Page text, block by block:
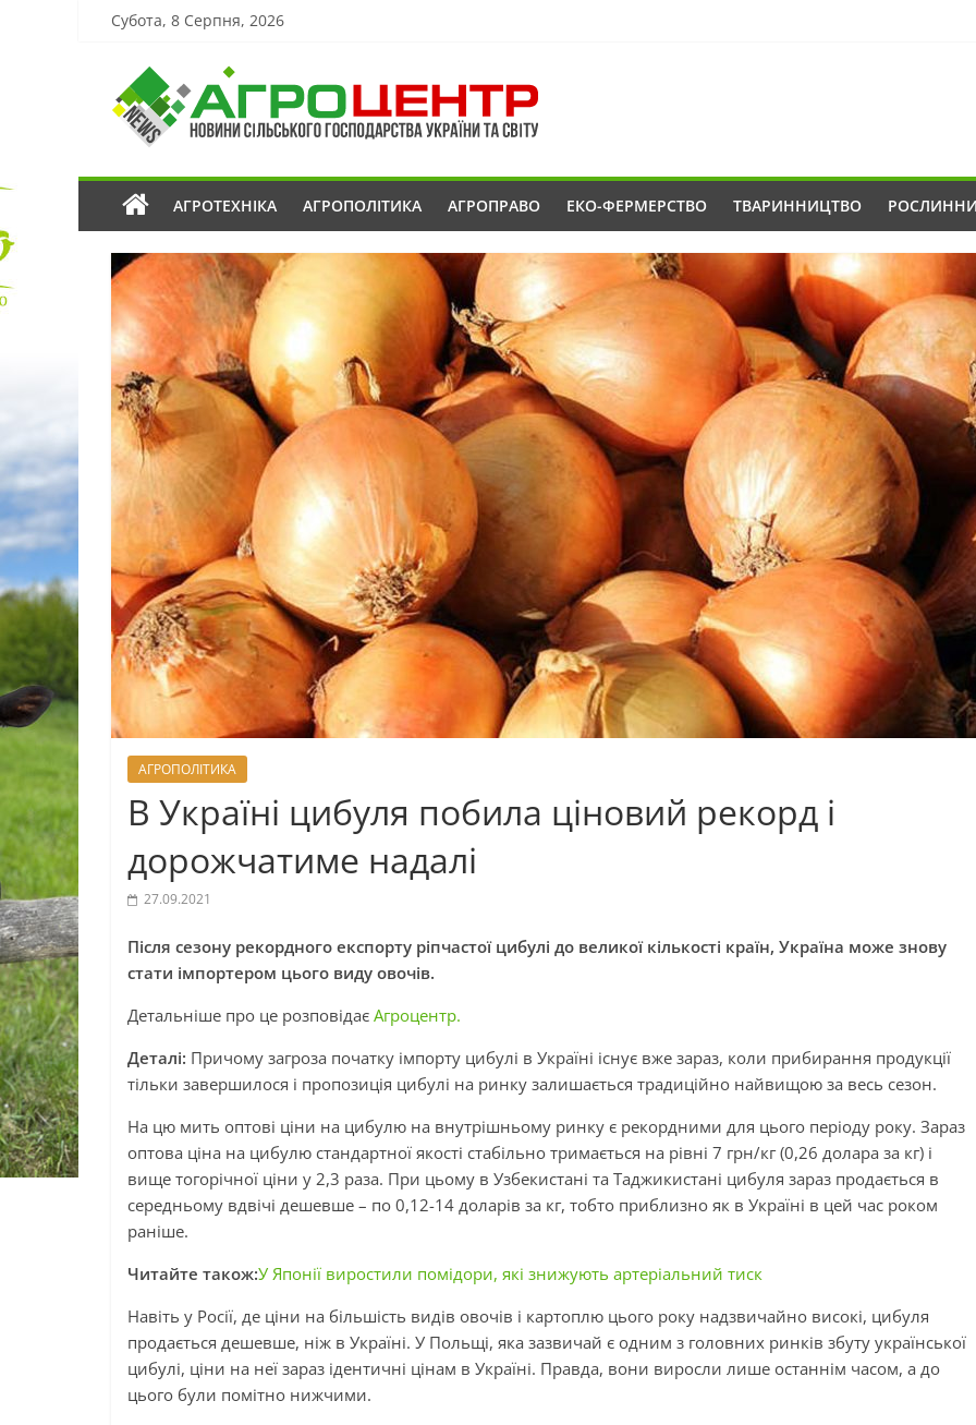
Субота, 8 Серпня, 2026
АГРОТЕХНІКА АГРОПОЛІТИКА АГРОПРАВО ЕКО-ФЕРМЕРСТВО ТВАРИННИЦТВО
АГРОПОЛІТИКА
В Україні цибуля побила ціновий рекорд і
дорожчатиме надалі
27.09.2021
Після сезону рекордного експорту ріпчастої цибулі до великої кількості країн, Україна може знову
стати імпортером цього виду овочів.
Детальніше про це розповідає Агроцентр.
Деталі: Причому загроза початку імпорту цибулі в Україні існує вже зараз, коли прибирання продукції
тільки завершилося і пропозиція цибулі на ринку залишається традиційно найвищою за весь сезон.
На цю мить оптові ціни на цибулю на внутрішньому ринку є рекордними для цього періоду року. Зараз
оптова ціна на цибулю стандартної якості стабільно тримається на рівні 7 грн/кг (0,26 долара за кг) і
вище тогорічної ціни у 2,3 раза. При цьому в Узбекистані та Таджикистані цибуля зараз продається в
середньому вдвічі дешевше – по 0,12-14 доларів за кг, тобто приблизно як в Україні в цей час роком
раніше.
Читайте також:У Японії виростили помідори, які знижують артеріальний тиск
Навіть у Росії, де ціни на більшість видів овочів і картоплю цього року надзвичайно високі, цибуля
продається дешевше, ніж в Україні. У Польщі, яка зазвичай є одним з головних ринків збуту української
цибулі, ціни на неї зараз ідентичні цінам в Україні. Правда, вони виросли лише останнім часом, а до
цього були помітно нижчими.